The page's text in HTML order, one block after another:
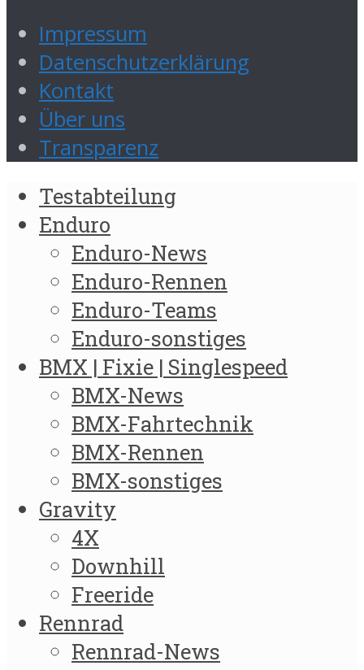
Impressum
Datenschutzerklärung
Kontakt
Über uns
Transparenz
Testabteilung
Enduro
Enduro-News
Enduro-Rennen
Enduro-Teams
Enduro-sonstiges
BMX | Fixie | Singlespeed
BMX-News
BMX-Fahrtechnik
BMX-Rennen
BMX-sonstiges
Gravity
4X
Downhill
Freeride
Rennrad
Rennrad-News